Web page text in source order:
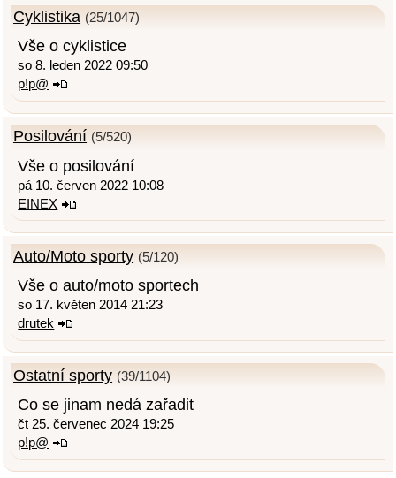
Cyklistika (25/1047)
Vše o cyklistice
so 8. leden 2022 09:50
p!p@
Posilování (5/520)
Vše o posilování
pá 10. červen 2022 10:08
EINEX
Auto/Moto sporty (5/120)
Vše o auto/moto sportech
so 17. květen 2014 21:23
drutek
Ostatní sporty (39/1104)
Co se jinam nedá zařadit
čt 25. červenec 2024 19:25
p!p@